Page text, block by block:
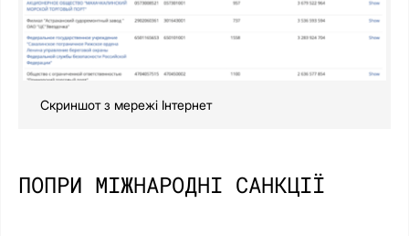
Скриншот з мережі Інтернет
ПОПРИ МІЖНАРОДНІ САНКЦІЇ